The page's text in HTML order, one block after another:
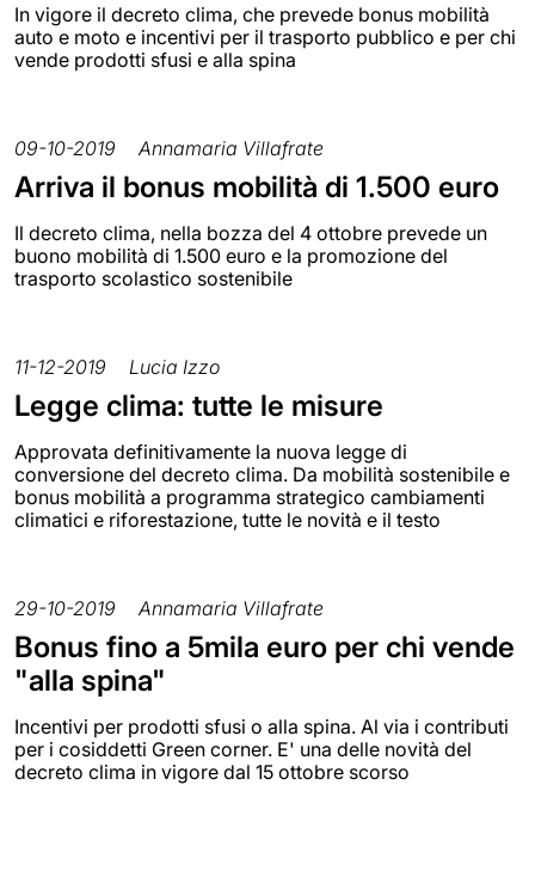
In vigore il decreto clima, che prevede bonus mobilità
auto e moto e incentivi per il trasporto pubblico e per chi
vende prodotti sfusi e alla spina
09-10-2019 Annamaria Villafrate
Arriva il bonus mobilità di 1.500 euro
Il decreto clima, nella bozza del 4 ottobre prevede un
buono mobilità di 1.500 euro e la promozione del
trasporto scolastico sostenibile
11-12-2019 Lucia Izzo
Legge clima: tutte le misure
Approvata definitivamente la nuova legge di
conversione del decreto clima. Da mobilità sostenibile e
bonus mobilità a programma strategico cambiamenti
climatici e riforestazione, tutte le novità e il testo
29-10-2019 Annamaria Villafrate
Bonus fino a 5mila euro per chi vende
"alla spina"
Incentivi per prodotti sfusi o alla spina. Al via i contributi
per i cosiddetti Green corner. E' una delle novità del
decreto clima in vigore dal 15 ottobre scorso